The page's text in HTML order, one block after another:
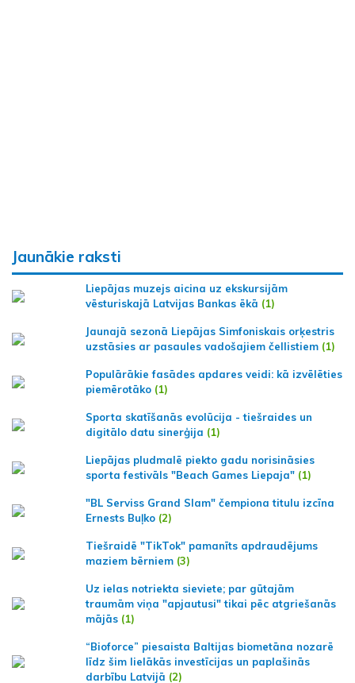
Jaunākie raksti
Liepājas muzejs aicina uz ekskursijām
vēsturiskajā Latvijas Bankas ēkā (1)
Jaunajā sezonā Liepājas Simfoniskais orķestris
uzstāsies ar pasaules vadošajiem čellistiem (1)
Populārākie fasādes apdares veidi: kā izvēlēties
piemērotāko (1)
Sporta skatīšanās evolūcija - tiešraides un
digitālo datu sinerģija (1)
Liepājas pludmalē piekto gadu norisināsies
sporta festivāls "Beach Games Liepaja" (1)
"BL Serviss Grand Slam" čempiona titulu izcīna
Ernests Buļko (2)
Tiešraidē "TikTok" pamanīts apdraudējums
maziem bērniem (3)
Uz ielas notriekta sieviete; par gūtajām
traumām viņa "apjautusi" tikai pēc atgriešanās
mājās (1)
“Bioforce” piesaista Baltijas biometāna nozarē
līdz šim lielākās investīcijas un paplašinās
darbību Latvijā (2)